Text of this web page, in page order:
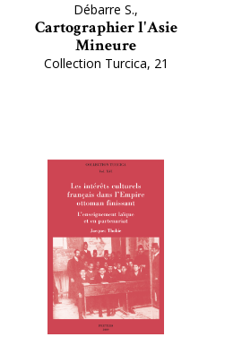
Débarre S.,
Cartographier l'Asie
Mineure
Collection Turcica, 21